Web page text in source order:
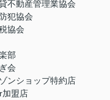
不動産管理業協会
犯協会
協会
部
会
ンショップ特約店
加盟店